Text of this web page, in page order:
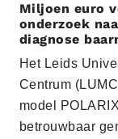
Miljoen euro
onderzoek
diagnose
Het Leids
Centrum
model
betrouwbaar